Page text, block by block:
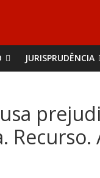
JURISPRUDÊNCIA